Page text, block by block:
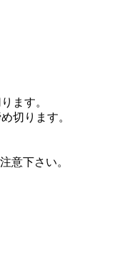
ます。
切ります。
意下さい。